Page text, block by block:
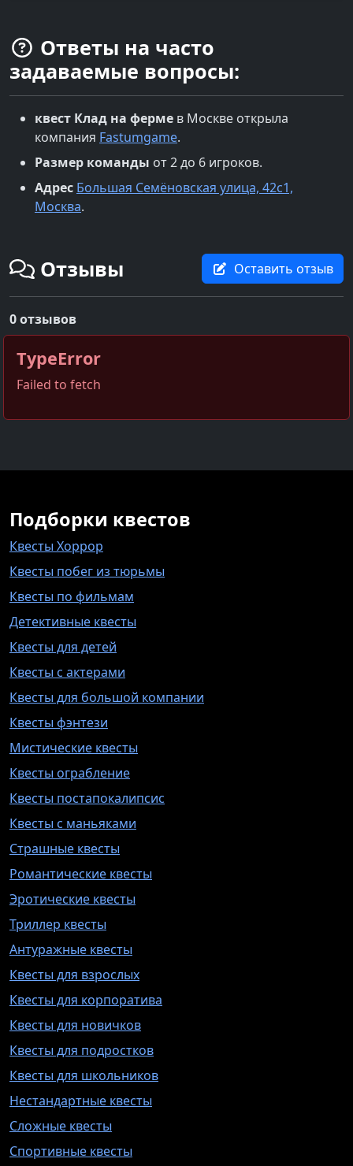
Ответы на часто
задаваемые вопросы:
квест Клад на ферме в Москве открыла
компания Fastumgame.
Размер команды от 2 до 6 игроков.
Адрес Большая Семёновская улица, 42с1,
Москва.
Отзывы Оставить отзыв
0 отзывов
TypeError
Failed to fetch
Подборки квестов
Квесты Хоррор
Квесты побег из тюрьмы
Квесты по фильмам
Детективные квесты
Квесты для детей
Квесты с актерами
Квесты для большой компании
Квесты фэнтези
Мистические квесты
Квесты ограбление
Квесты постапокалипсис
Квесты с маньяками
Страшные квесты
Романтические квесты
Эротические квесты
Триллер квесты
Антуражные квесты
Квесты для взрослых
Квесты для корпоратива
Квесты для новичков
Квесты для подростков
Квесты для школьников
Нестандартные квесты
Сложные квесты
Спортивные квесты